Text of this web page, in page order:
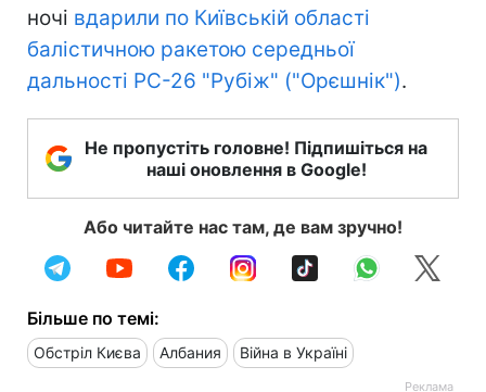
ночі вдарили по Київській області
балістичною ракетою середньої
дальності РС-26 "Рубіж" ("Орєшнік").
Не пропустіть головне! Підпишіться на
наші оновлення в Google!
Або читайте нас там, де вам зручно!
Більше по темі:
Обстріл Києва Албания Війна в Україні